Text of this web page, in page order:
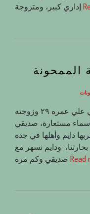
الممحونة
أنا نواف قصتي مع زوجة صديقي علي عمره ٢٩ وزوجته
الاسماء مستعارة، صديقي
دايم وأهلها في جدة
ودايم نسهر مع
Read